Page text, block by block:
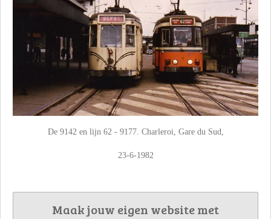
De 9142 en lijn 62 - 9177. Charleroi, Gare du Sud,
23-6-1982
Maak jouw eigen website met